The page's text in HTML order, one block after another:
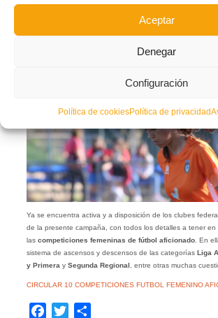
Aceptar
Denegar
Configuración
Política de cookiesPolítica de privacidad
Federació de Futbol de la Comunitat Valenciana
Ya se encuentra activa y a disposición de los clubes
de la presente campaña, con todos los detalles a tener en
las competiciones femeninas de fútbol aficionado. En
sistema de ascensos y descensos de las categorías Liga
y Primera ySegunda Regional, entre otras muchas
CIRCULAR 10 COMPETICIONES FUTBOL FEMENINO
Facebook
Twitter